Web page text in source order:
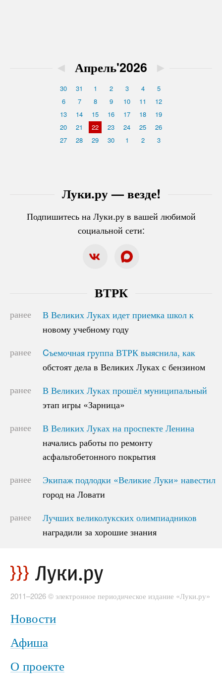
Луки.ру — везде!
Подпишитесь на Луки.ру в вашей любимой
социальной сети:
◄ Апрель'2026 ►
30 31 1 2 3 4
5
6
7 8 9 10 11
12
13
14 15 16 17 18
19
20
21 22 23 24 25
26
27
28 29 30 1 2 3
ВТРК
ранее
В Великих Луках идет приемка школ к
новому учебному году
В Великих Луках идет приемка школ к
новому учебному году
ранее
Cъемочная группа ВТРК выяснила, как
обстоят дела в Великих Луках с бензином
Cъемочная группа ВТРК выяснила, как
обстоят дела в Великих Луках с бензином
ранее
В Великих Луках прошёл муниципальный
этап игры «Зарница»
В Великих Луках прошёл муниципальный
этап игры «Зарница»
ранее
В Великих Луках на проспекте Ленина
начались работы по ремонту
асфальтобетонного покрытия
В Великих Луках на проспекте Ленина
начались работы по ремонту
асфальтобетонного покрытия
ранее
Экипаж подлодки «Великие Луки» навестил
город на Ловати
Экипаж подлодки «Великие Луки» навестил
город на Ловати
ранее
Лучших великолукских олимпиадников
наградили за хорошие знания
Лучших великолукских олимпиадников
наградили за хорошие знания
2011–2026 © электронное периодическое издание «Луки.ру»
Новости
Афиша
О проекте